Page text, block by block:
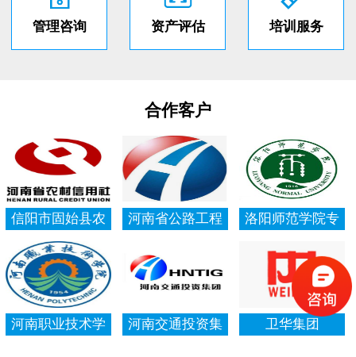
管理咨询 资产评估 培训服务
合作客户
信阳市固始县农
村信用社资产清
查审计
河南省公路工程
洛阳师范学院专
河南职业技术学
河南交通投资集
卫华集团